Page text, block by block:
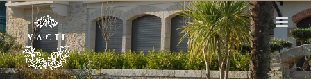
Passer
au
contenu